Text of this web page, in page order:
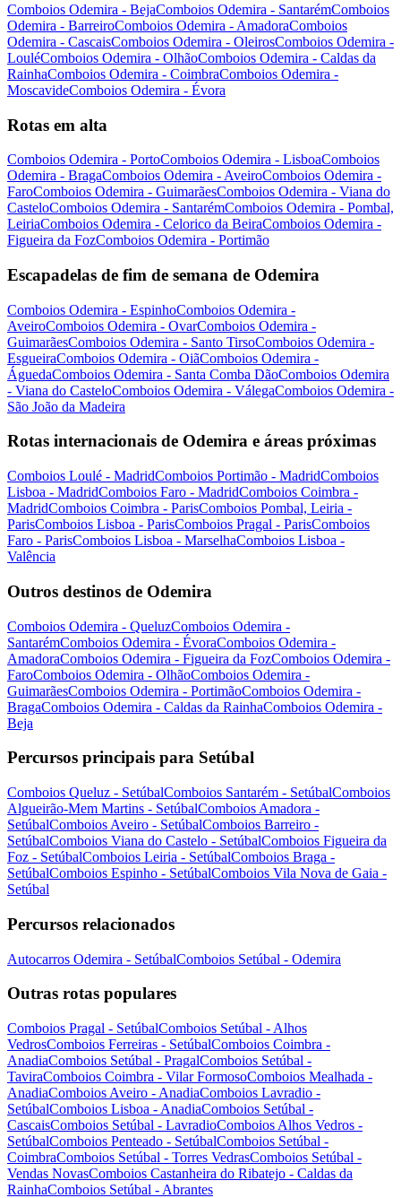
Comboios Odemira - BejaComboios Odemira - SantarémComboios
Odemira - BarreiroComboios Odemira - AmadoraComboios
Odemira - CascaisComboios Odemira - OleirosComboios Odemira -
LouléComboios Odemira - OlhãoComboios Odemira - Caldas da
RainhaComboios Odemira - CoimbraComboios Odemira -
MoscavideComboios Odemira - Évora
Rotas em alta
Comboios Odemira - PortoComboios Odemira - LisboaComboios
Odemira - BragaComboios Odemira - AveiroComboios Odemira -
FaroComboios Odemira - GuimarãesComboios Odemira - Viana do
CasteloComboios Odemira - SantarémComboios Odemira - Pombal,
LeiriaComboios Odemira - Celorico da BeiraComboios Odemira -
Figueira da FozComboios Odemira - Portimão
Escapadelas de fim de semana de Odemira
Comboios Odemira - EspinhoComboios Odemira -
AveiroComboios Odemira - OvarComboios Odemira -
GuimarãesComboios Odemira - Santo TirsoComboios Odemira -
EsgueiraComboios Odemira - OiãComboios Odemira -
ÁguedaComboios Odemira - Santa Comba DãoComboios Odemira
- Viana do CasteloComboios Odemira - VálegaComboios Odemira -
São João da Madeira
Rotas internacionais de Odemira e áreas próximas
Comboios Loulé - MadridComboios Portimão - MadridComboios
Lisboa - MadridComboios Faro - MadridComboios Coimbra -
MadridComboios Coimbra - ParisComboios Pombal, Leiria -
ParisComboios Lisboa - ParisComboios Pragal - ParisComboios
Faro - ParisComboios Lisboa - MarselhaComboios Lisboa -
Valência
Outros destinos de Odemira
Comboios Odemira - QueluzComboios Odemira -
SantarémComboios Odemira - ÉvoraComboios Odemira -
AmadoraComboios Odemira - Figueira da FozComboios Odemira -
FaroComboios Odemira - OlhãoComboios Odemira -
GuimarãesComboios Odemira - PortimãoComboios Odemira -
BragaComboios Odemira - Caldas da RainhaComboios Odemira -
Beja
Percursos principais para Setúbal
Comboios Queluz - SetúbalComboios Santarém - SetúbalComboios
Algueirão-Mem Martins - SetúbalComboios Amadora -
SetúbalComboios Aveiro - SetúbalComboios Barreiro -
SetúbalComboios Viana do Castelo - SetúbalComboios Figueira da
Foz - SetúbalComboios Leiria - SetúbalComboios Braga -
SetúbalComboios Espinho - SetúbalComboios Vila Nova de Gaia -
Setúbal
Percursos relacionados
Autocarros Odemira - SetúbalComboios Setúbal - Odemira
Outras rotas populares
Comboios Pragal - SetúbalComboios Setúbal - Alhos
VedrosComboios Ferreiras - SetúbalComboios Coimbra -
AnadiaComboios Setúbal - PragalComboios Setúbal -
TaviraComboios Coimbra - Vilar FormosoComboios Mealhada -
AnadiaComboios Aveiro - AnadiaComboios Lavradio -
SetúbalComboios Lisboa - AnadiaComboios Setúbal -
CascaisComboios Setúbal - LavradioComboios Alhos Vedros -
SetúbalComboios Penteado - SetúbalComboios Setúbal -
CoimbraComboios Setúbal - Torres VedrasComboios Setúbal -
Vendas NovasComboios Castanheira do Ribatejo - Caldas da
RainhaComboios Setúbal - Abrantes